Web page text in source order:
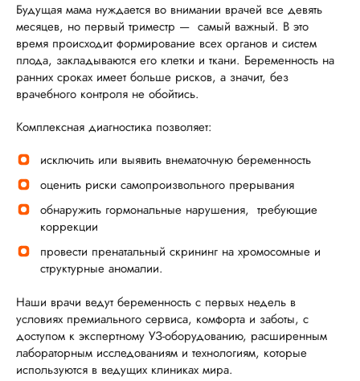
Будущая мама нуждается во внимании врачей все девять
месяцев, но первый триместр — самый важный. В это
время происходит формирование всех органов и систем
плода, закладываются его клетки и ткани. Беременность на
ранних сроках имеет больше рисков, а значит, без
врачебного контроля не обойтись.
Комплексная диагностика позволяет:
исключить или выявить внематочную беременность
оценить риски самопроизвольного прерывания
обнаружить гормональные нарушения, требующие
коррекции
провести пренатальный скрининг на хромосомные и
структурные аномалии.
Наши врачи ведут беременность с первых недель в
условиях премиального сервиса, комфорта и заботы, с
доступом к экспертному УЗ-оборудованию, расширенным
лабораторным исследованиям и технологиям, которые
используются в ведущих клиниках мира.